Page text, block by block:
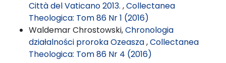
Città del Vaticano 2013. ,Collectanea
Theologica: Tom 86 Nr 1 (2016)
Waldemar Chrostowski,Chronologia
działalności proroka Ozeasza,Collectanea
Theologica: Tom 86 Nr 4 (2016)